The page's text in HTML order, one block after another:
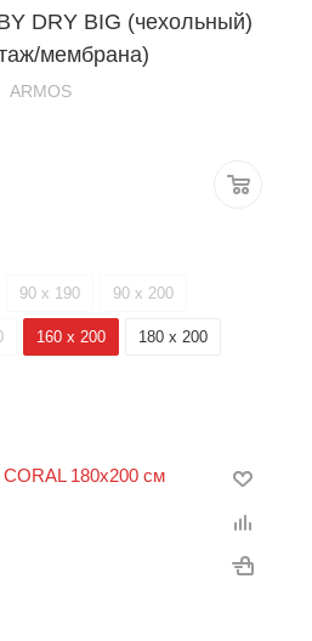
DRY BIG (чехольный)
мембрана)
ARMOS
90 х 190 90 х 200
160 х 200 180 х 200